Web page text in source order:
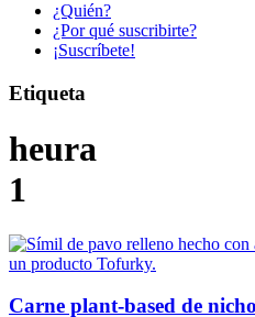
¿Quién?
¿Por qué suscribirte?
¡Suscríbete!
Etiqueta
heura
1
Carne plant-based de nicho